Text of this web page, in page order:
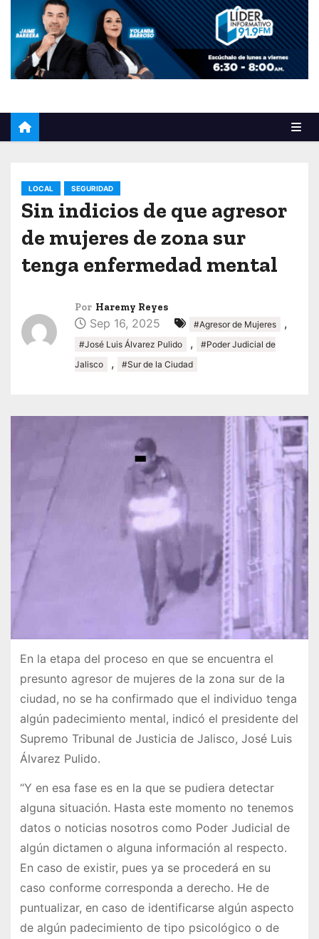
LOCAL SEGURIDAD
Sin indicios de que agresor
de mujeres de zona sur
tenga enfermedad mental
Por Haremy Reyes
Sep 16, 2025 #Agresor de Mujeres ,
#José Luis Álvarez Pulido ,
#Poder Judicial de
Jalisco
, #Sur de la Ciudad
En la etapa del proceso en que se encuentra el
presunto agresor de mujeres de la zona sur de la
ciudad, no se ha confirmado que el individuo tenga
algún padecimiento mental, indicó el presidente del
Supremo Tribunal de Justicia de Jalisco, José Luis
Álvarez Pulido.
“Y en esa fase es en la que se pudiera detectar
alguna situación. Hasta este momento no tenemos
datos o noticias nosotros como Poder Judicial de
algún dictamen o alguna información al respecto.
En caso de existir, pues ya se procederá en su
caso conforme corresponda a derecho. He de
puntualizar, en caso de identificarse algún aspecto
de algún padecimiento de tipo psicológico o de